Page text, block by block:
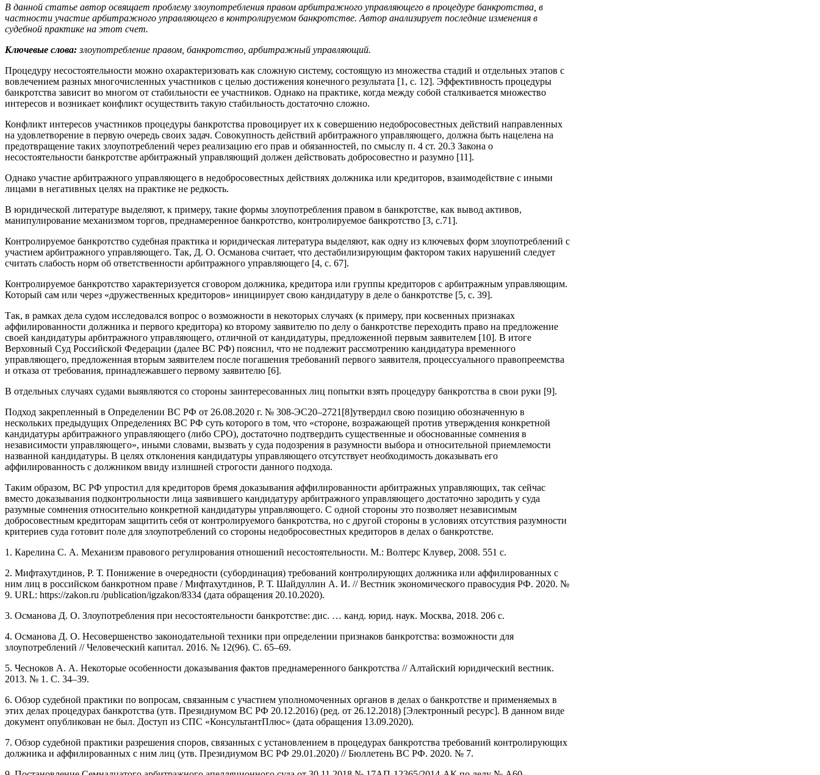
В данной статье автор освящает проблему злоупотребления правом арбитражного управляющего в процедуре банкротства, в
частности участие арбитражного управляющего в контролируемом банкротстве. Автор анализирует последние изменения в
судебной практике на этот счет.
Ключевые слова: злоупотребление правом, банкротство, арбитражный управляющий.
Процедуру несостоятельности можно охарактеризовать как сложную систему, состоящую из множества стадий и отдельных этапов с
вовлечением разных многочисленных участников с целью достижения конечного результата [1, с. 12]. Эффективность процедуры
банкротства зависит во многом от стабильности ее участников. Однако на практике, когда между собой сталкивается множество
интересов и возникает конфликт осуществить такую стабильность достаточно сложно.
Конфликт интересов участников процедуры банкротства провоцирует их к совершению недобросовестных действий направленных
на удовлетворение в первую очередь своих задач. Совокупность действий арбитражного управляющего, должна быть нацелена на
предотвращение таких злоупотреблений через реализацию его прав и обязанностей, по смыслу п. 4 ст. 20.3 Закона о
несостоятельности банкротстве арбитражный управляющий должен действовать добросовестно и разумно [11].
Однако участие арбитражного управляющего в недобросовестных действиях должника или кредиторов, взаимодействие с иными
лицами в негативных целях на практике не редкость.
В юридической литературе выделяют, к примеру, такие формы злоупотребления правом в банкротстве, как вывод активов,
манипулирование механизмом торгов, преднамеренное банкротство, контролируемое банкротство [3, с.71].
Контролируемое банкротство судебная практика и юридическая литература выделяют, как одну из ключевых форм злоупотреблений с
участием арбитражного управляющего. Так, Д. О. Османова считает, что дестабилизирующим фактором таких нарушений следует
считать слабость норм об ответственности арбитражного управляющего [4, с. 67].
Контролируемое банкротство характеризуется сговором должника, кредитора или группы кредиторов с арбитражным управляющим.
Который сам или через «дружественных кредиторов» инициирует свою кандидатуру в деле о банкротстве [5, c. 39].
Так, в рамках дела судом исследовался вопрос о возможности в некоторых случаях (к примеру, при косвенных признаках
аффилированности должника и первого кредитора) ко второму заявителю по делу о банкротстве переходить право на предложение
своей кандидатуры арбитражного управляющего, отличной от кандидатуры, предложенной первым заявителем [10]. В итоге
Верховный Суд Российской Федерации (далее ВС РФ) пояснил, что не подлежит рассмотрению кандидатура временного
управляющего, предложенная вторым заявителем после погашения требований первого заявителя, процессуального правопреемства
и отказа от требования, принадлежавшего первому заявителю [6].
В отдельных случаях судами выявляются со стороны заинтересованных лиц попытки взять процедуру банкротства в свои руки [9].
Подход закрепленный в Определении ВС РФ от 26.08.2020 г. № 308-ЭС20–2721[8]утвердил свою позицию обозначенную в
нескольких предыдущих Определениях ВС РФ суть которого в том, что «стороне, возражающей против утверждения конкретной
кандидатуры арбитражного управляющего (либо СРО), достаточно подтвердить существенные и обоснованные сомнения в
независимости управляющего», иными словами, вызвать у суда подозрения в разумности выбора и относительной приемлемости
названной кандидатуры. В целях отклонения кандидатуры управляющего отсутствует необходимость доказывать его
аффилированность с должником ввиду излишней строгости данного подхода.
Таким образом, ВС РФ упростил для кредиторов бремя доказывания аффилированности арбитражных управляющих, так сейчас
вместо доказывания подконтрольности лица заявившего кандидатуру арбитражного управляющего достаточно зародить у суда
разумные сомнения относительно конкретной кандидатуры управляющего. С одной стороны это позволяет независимым
добросовестным кредиторам защитить себя от контролируемого банкротства, но с другой стороны в условиях отсутствия разумности
критериев суда готовит поле для злоупотреблений со стороны недобросовестных кредиторов в делах о банкротстве.
1. Карелина С. А. Механизм правового регулирования отношений несостоятельности. М.: Волтерс Клувер, 2008. 551 с.
2. Мифтахутдинов, Р. Т. Понижение в очередности (субординация) требований контролирующих должника или аффилированных с
ним лиц в российском банкротном праве / Мифтахутдинов, Р. Т. Шайдуллин А. И. // Вестник экономического правосудия РФ. 2020. №
9. URL: https://zakon.ru /publication/igzakon/8334 (дата обращения 20.10.2020).
3. Османова Д. О. Злоупотребления при несостоятельности банкротстве: дис. … канд. юрид. наук. Москва, 2018. 206 с.
4. Османова Д. О. Несовершенство законодательной техники при определении признаков банкротства: возможности для
злоупотреблений // Человеческий капитал. 2016. № 12(96). С. 65–69.
5. Чесноков А. А. Некоторые особенности доказывания фактов преднамеренного банкротства // Алтайский юридический вестник.
2013. № 1. С. 34–39.
6. Обзор судебной практики по вопросам, связанным с участием уполномоченных органов в делах о банкротстве и применяемых в
этих делах процедурах банкротства (утв. Президиумом ВС РФ 20.12.2016) (ред. от 26.12.2018) [Электронный ресурс]. В данном виде
документ опубликован не был. Доступ из СПС «КонсультантПлюс» (дата обращения 13.09.2020).
7. Обзор судебной практики разрешения споров, связанных с установлением в процедурах банкротства требований контролирующих
должника и аффилированных с ним лиц (утв. Президиумом ВС РФ 29.01.2020) // Бюллетень ВС РФ. 2020. № 7.